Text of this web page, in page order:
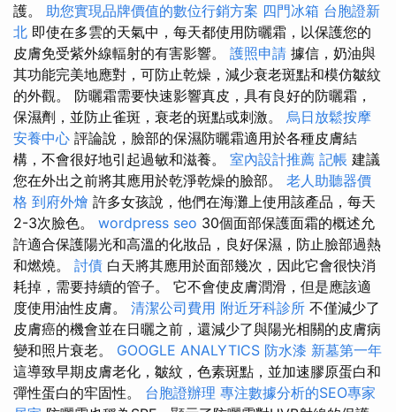
護。 助您實現品牌價值的數位行銷方案 四門冰箱 台胞證新
北 即使在多雲的天氣中，每天都使用防曬霜，以保護您的
皮膚免受紫外線輻射的有害影響。 護照申請 據信，奶油與
其功能完美地應對，可防止乾燥，減少衰老斑點和模仿皺紋
的外觀。 防曬霜需要快速影響真皮，具有良好的防曬霜，
保濕劑，並防止雀斑，衰老的斑點或刺激。 烏日放鬆按摩
安養中心 評論說，臉部的保濕防曬霜適用於各種皮膚結
構，不會很好地引起過敏和滋養。 室內設計推薦 記帳 建議
您在外出之前將其應用於乾淨乾燥的臉部。 老人助聽器價
格 到府外燴 許多女孩說，他們在海灘上使用該產品，每天
2-3次臉色。 wordpress seo 30個面部保護面霜的概述允
許適合保護陽光和高溫的化妝品，良好保濕，防止臉部過熱
和燃燒。 討債 白天將其應用於面部幾次，因此它會很快消
耗掉，需要持續的管子。 它不會使皮膚潤滑，但是應該適
度使用油性皮膚。 清潔公司費用 附近牙科診所 不僅減少了
皮膚癌的機會並在日曬之前，還減少了與陽光相關的皮膚病
變和照片衰老。 GOOGLE ANALYTICS 防水漆 新墓第一年
這導致早期皮膚老化，皺紋，色素斑點，並加速膠原蛋白和
彈性蛋白的牢固性。 台胞證辦理 專注數據分析的SEO專家